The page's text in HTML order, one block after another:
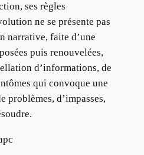
ses règles
ne se présente pas
narrative, faite d’une
puis renouvelées,
d’informations, de
qui convoque une
problèmes, d’impasses,